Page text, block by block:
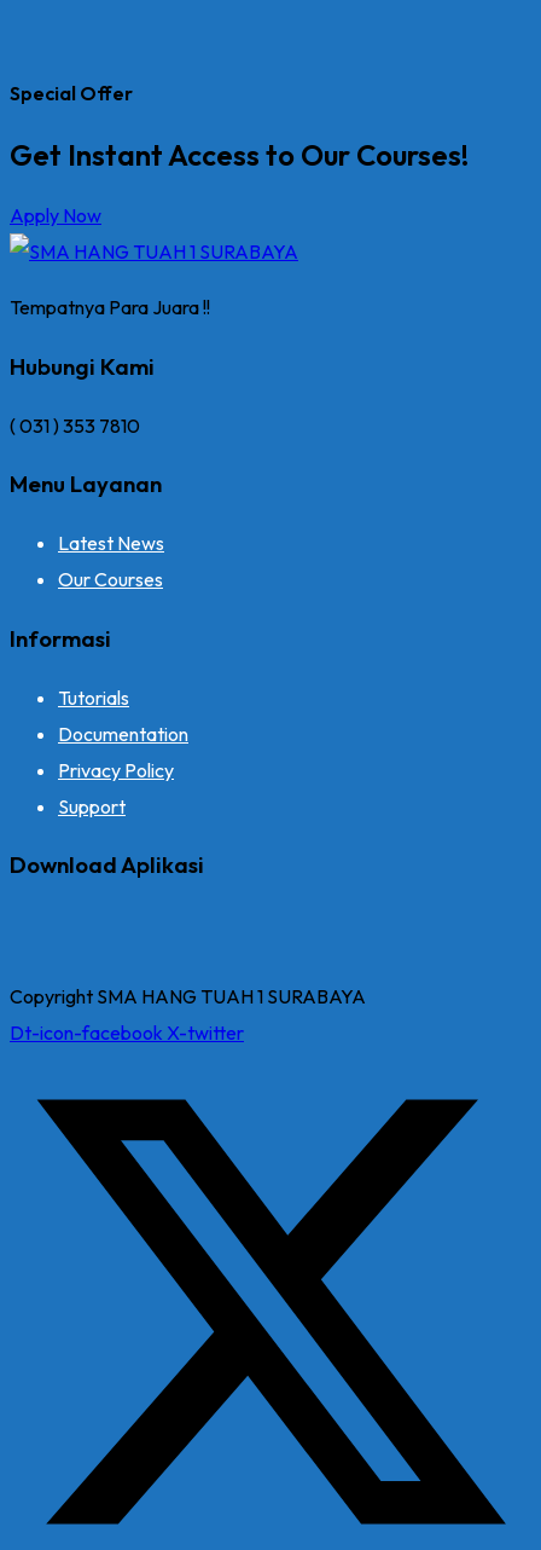
Special Offer
Get Instant Access to Our Courses!
Apply Now
Tempatnya Para Juara !!
Hubungi Kami
( 031 ) 353 7810
Menu Layanan
Latest News
Our Courses
Informasi
Tutorials
Documentation
Privacy Policy
Support
Download Aplikasi
Copyright SMA HANG TUAH 1 SURABAYA
Dt-icon-facebook X-twitter